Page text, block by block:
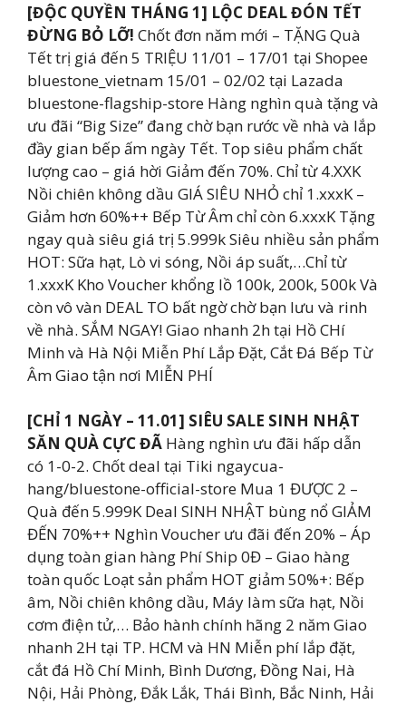
[ĐỘC QUYỀN THÁNG 1] LỘC DEAL ĐÓN TẾT
ĐỪNG BỎ LỠ! Chốt đơn năm mới – TẶNG Quà
Tết trị giá đến 5 TRIỆU 11/01 – 17/01 tại Shopee
bluestone_vietnam 15/01 – 02/02 tại Lazada
bluestone-flagship-store Hàng nghìn quà tặng và
ưu đãi “Big Size” đang chờ bạn rước về nhà và lắp
đầy gian bếp ấm ngày Tết. Top siêu phẩm chất
lượng cao – giá hời Giảm đến 70%. Chỉ từ 4.XXK
Nồi chiên không dầu GIÁ SIÊU NHỎ chỉ 1.xxxK –
Giảm hơn 60%++ Bếp Từ Âm chỉ còn 6.xxxK Tặng
ngay quà siêu giá trị 5.999k Siêu nhiều sản phẩm
HOT: Sữa hạt, Lò vi sóng, Nồi áp suất,…Chỉ từ
1.xxxK Kho Voucher khổng lồ 100k, 200k, 500k Và
còn vô vàn DEAL TO bất ngờ chờ bạn lưu và rinh
về nhà. SẮM NGAY! Giao nhanh 2h tại Hồ CHí
Minh và Hà Nội Miễn Phí Lắp Đặt, Cắt Đá Bếp Từ
Âm Giao tận nơi MIỄN PHÍ
[CHỈ 1 NGÀY – 11.01] SIÊU SALE SINH NHẬT
SĂN QUÀ CỰC ĐÃ Hàng nghìn ưu đãi hấp dẫn
có 1-0-2. Chốt deal tại Tiki ngaycua-
hang/bluestone-official-store Mua 1 ĐƯỢC 2 –
Quà đến 5.999K Deal SINH NHẬT bùng nổ GIẢM
ĐẾN 70%++ Nghìn Voucher ưu đãi đến 20% – Áp
dụng toàn gian hàng Phí Ship 0Đ – Giao hàng
toàn quốc Loạt sản phẩm HOT giảm 50%+: Bếp
âm, Nồi chiên không dầu, Máy làm sữa hạt, Nồi
cơm điện tử,… Bảo hành chính hãng 2 năm Giao
nhanh 2H tại TP. HCM và HN Miễn phí lắp đặt,
cắt đá Hồ Chí Minh, Bình Dương, Đồng Nai, Hà
Nội, Hải Phòng, Đắk Lắk, Thái Bình, Bắc Ninh, Hải